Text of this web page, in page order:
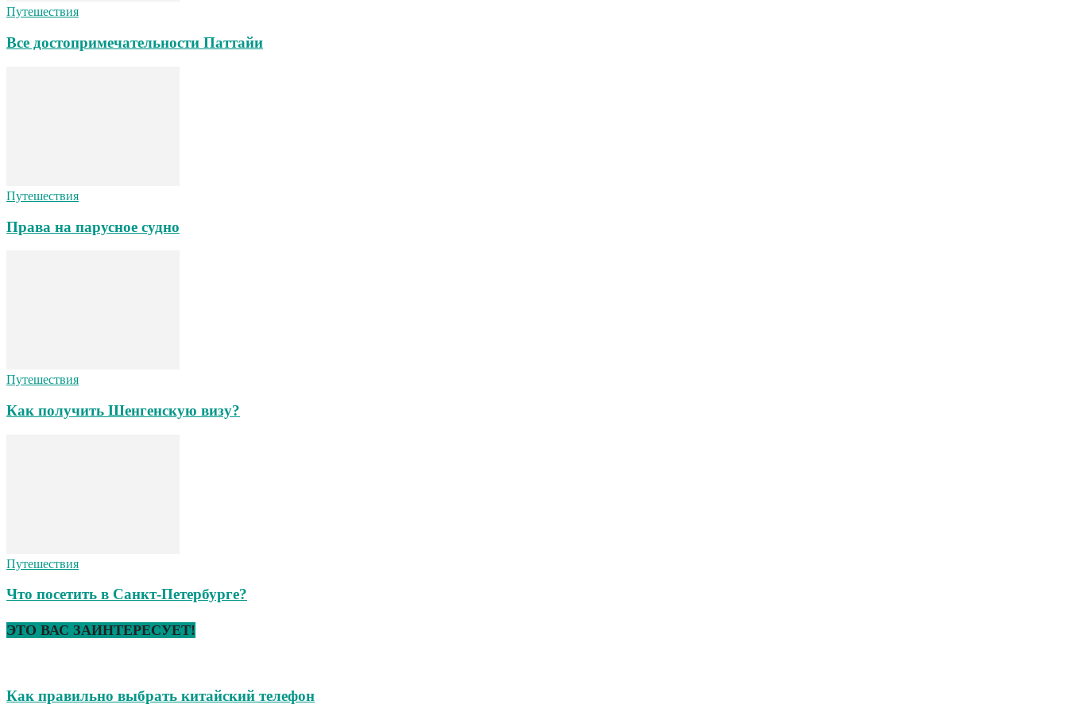
Путешествия
Все достопримечательности Паттайи
Путешествия
Права на парусное судно
Путешествия
Как получить Шенгенскую визу?
Путешествия
Что посетить в Санкт-Петербурге?
ЭТО ВАС ЗАИНТЕРЕСУЕТ!
Как правильно выбрать китайский телефон